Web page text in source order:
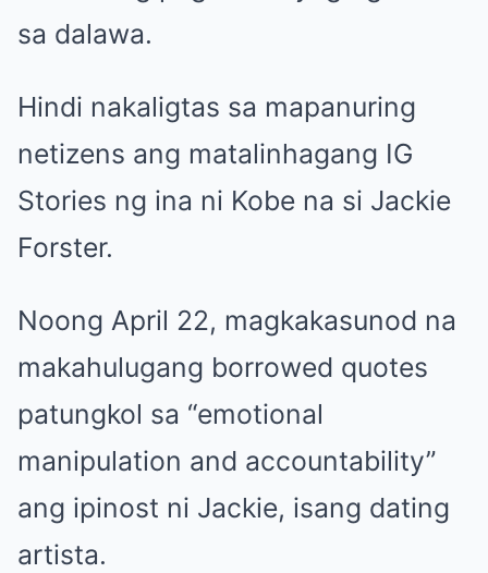
sa dalawa.
Hindi nakaligtas sa mapanuring
netizens ang matalinhagang IG
Stories ng ina ni Kobe na si Jackie
Forster.
Noong April 22, magkakasunod na
makahulugang borrowed quotes
patungkol sa “emotional
manipulation and accountability”
ang ipinost ni Jackie, isang dating
artista.